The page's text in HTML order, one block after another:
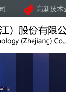
高新技术